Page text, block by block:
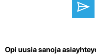
Opi uusia sanoja